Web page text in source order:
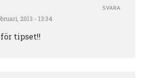
2013 - 13:34
tipset!!
SVARA